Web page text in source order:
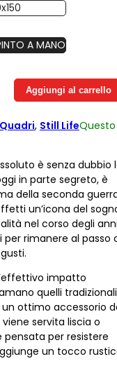
A MANO
Aggiungi al carrello
Quadri, Still LifeQuesto
è senza dubbio
in parte segreto, è
della seconda
un’icona del
nel corso degli
rimanere al passo
impatto
quelli tradizionali
ottimo accessorio
servita liscia o
per resistere
un tocco